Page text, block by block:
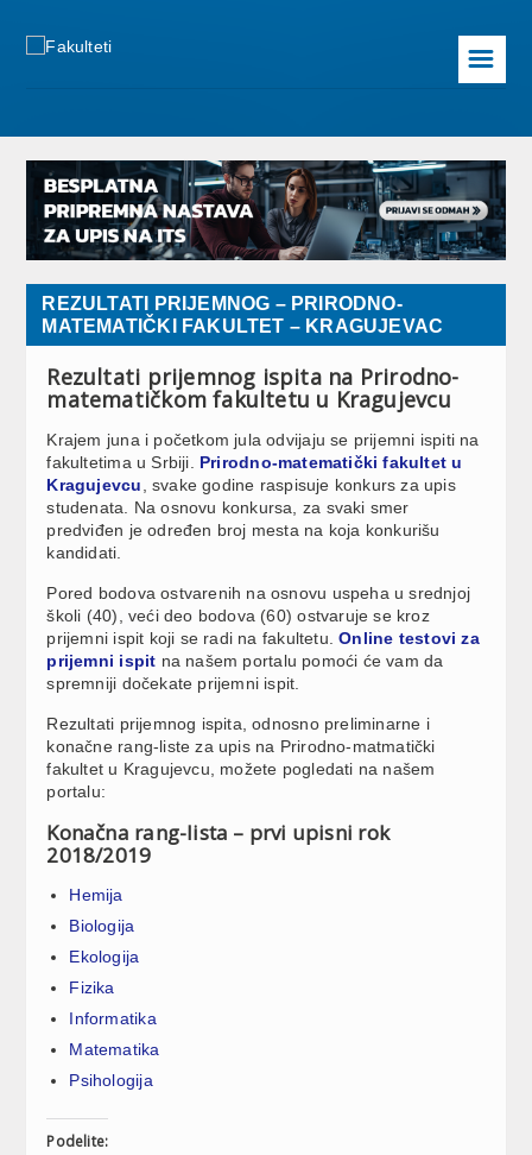
☰
REZULTATI PRIJEMNOG – PRIRODNO-
MATEMATIČKI FAKULTET – KRAGUJEVAC
Rezultati prijemnog ispita na Prirodno-
matematičkom fakultetu u Kragujevcu
Krajem juna i početkom jula odvijaju se prijemni ispiti na
fakultetima u Srbiji. Prirodno-matematički fakultet u
Kragujevcu , svake godine raspisuje konkurs za upis
studenata. Na osnovu konkursa, za svaki smer
predviđen je određen broj mesta na koja konkurišu
kandidati.
Pored bodova ostvarenih na osnovu uspeha u srednjoj
školi (40), veći deo bodova (60) ostvaruje se kroz
prijemni ispit koji se radi na fakultetu.Online testovi za
prijemni ispit na našem portalu pomoći će vam da
spremniji dočekate prijemni ispit.
Rezultati prijemnog ispita, odnosno preliminarne i
konačne rang-liste za upis na Prirodno-matmatički
fakultet u Kragujevcu, možete pogledati na našem
portalu:
Konačna rang-lista – prvi upisni rok
2018/2019
Hemija
Biologija
Ekologija
Fizika
Informatika
Matematika
Psihologija
Podelite: